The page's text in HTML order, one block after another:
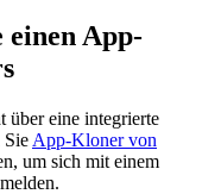
einen App-
über eine integrierte
Sie App-Kloner von
um sich mit einem